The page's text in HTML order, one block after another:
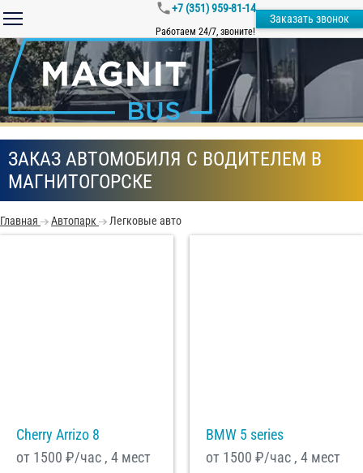
+7 (351) 959-81-14
Работаем 24/7, звоните!
Заказать звонок
ЗАКАЗ АВТОМОБИЛЯ С ВОДИТЕЛЕМ В
МАГНИТОГОРСКЕ
Главная Автопарк Легковые авто
Cherry Arrizo 8
от 1500 ₽/час , 4 мест
BMW 5 series
от 1500 ₽/час , 4 мест
обработку моих Персональных данных